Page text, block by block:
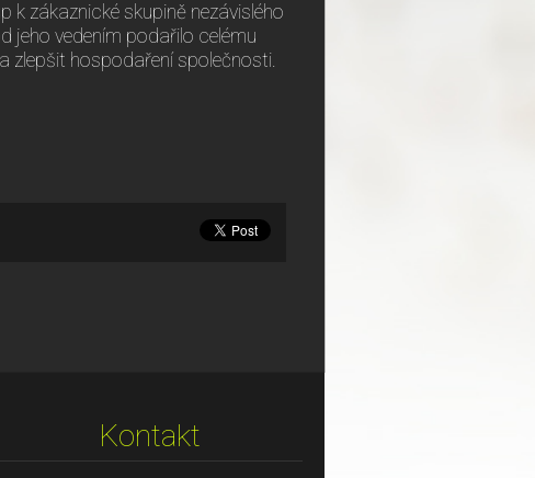
k zákaznické skupině nezávislého
jeho vedením podařilo celému
zlepšit hospodaření společnosti.
Kontakt